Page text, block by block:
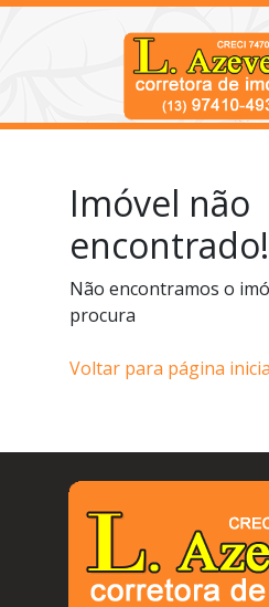
Imóvel não
encontrado!
Não encontramos o
procura
Voltar para página